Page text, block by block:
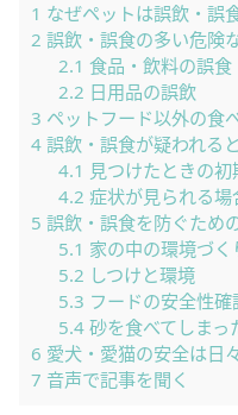
1 なぜペットは誤飲・誤
2 誤飲・誤食の多い危険
2.1 食品・飲料の誤食
2.2 日用品の誤飲
3 ペットフード以外の食
4 誤飲・誤食が疑われる
4.1 見つけたときの初
4.2 症状が見られる場
5 誤飲・誤食を防ぐため
5.1 家の中の環境づく
5.2 しつけと環境
5.3 フードの安全性確
5.4砂を食べてしまっ
6 愛犬・愛猫の安全は日
7 音声で記事を聞く